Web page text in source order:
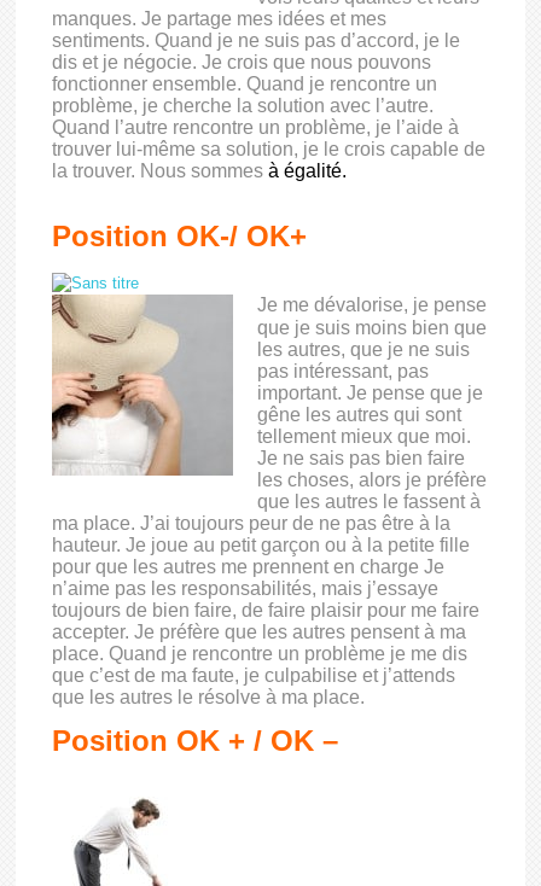
manques. Je partage mes idées et mes
sentiments. Quand je ne suis pas d’accord, je le
dis et je négocie. Je crois que nous pouvons
fonctionner ensemble. Quand je rencontre un
problème, je cherche la solution avec l’autre.
Quand l’autre rencontre un problème, je l’aide à
trouver lui-même sa solution, je le crois capable de
la trouver. Nous sommesà égalité.
Position OK-/ OK+
Je me dévalorise, je pense
que je suis moins bien que
les autres, que je ne suis
pas intéressant, pas
important. Je pense que je
gêne les autres qui sont
tellement mieux que moi.
Je ne sais pas bien faire
les choses, alors je préfère
que les autres le fassent à
ma place. J’ai toujours peur de ne pas être à la
hauteur. Je joue au petit garçon ou à la petite fille
pour que les autres me prennent en charge Je
n’aime pas les responsabilités, mais j’essaye
toujours de bien faire, de faire plaisir pour me faire
accepter. Je préfère que les autres pensent à ma
place. Quand je rencontre un problème je me dis
que c’est de ma faute, je culpabilise et j’attends
que les autres le résolve à ma place.
Position OK + / OK –